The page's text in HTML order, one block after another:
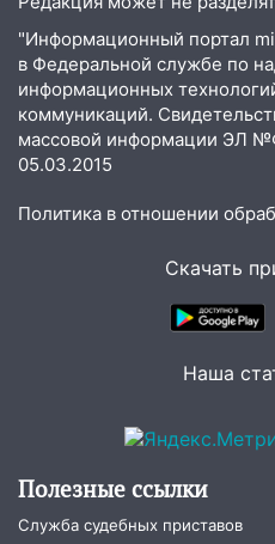
состоялось
мероприятие,
празднованию Дня
следствия
19:30 Ульяновцев
на фестивале
Ульяновская
«Культурное
Прогноз
В реанимацию
новых аппаратов ИВЛ
16:51 В
"Информационный портал
в Федеральной службе по
информационных
коммуникаций.
массовой информации ЭЛ
05.03.2015
Политика в отношении
Скачать
Наша
Полезные ссылки
Служба судебных приставов